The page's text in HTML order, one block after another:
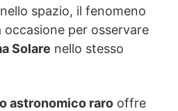
spazio, il fenomeno
per osservare
Solare nello stesso
astronomico raro offre